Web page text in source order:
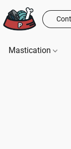
Mastication